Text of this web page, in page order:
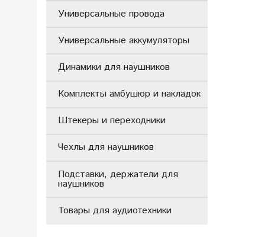
Универсальные провода
Универсальные аккумуляторы
Динамики для наушников
Комплекты амбушюр и накладок
Штекеры и переходники
Чехлы для наушников
Подставки, держатели для
наушников
Товары для аудиотехники